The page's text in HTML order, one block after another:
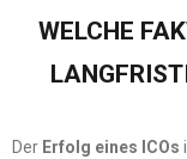
WELCHE
Der Erfolg eines ICOs